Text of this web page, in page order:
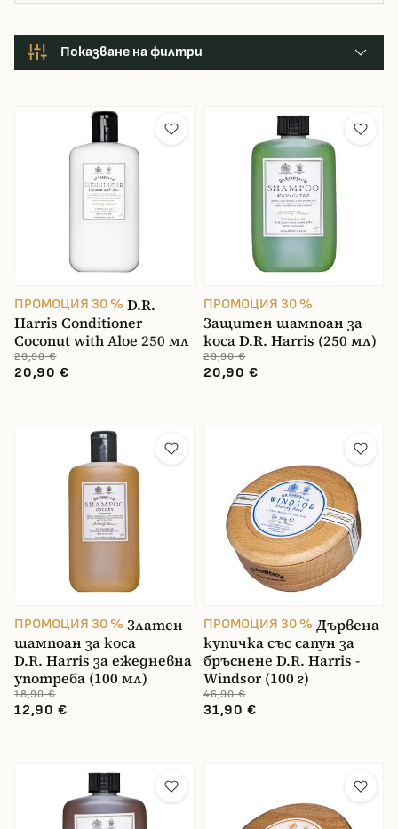
Показване на филтри
ПРОМОЦИЯ 30 % D.R.
Harris Conditioner
Coconut with Aloe 250 мл
29,90 €
20,90 €
ПРОМОЦИЯ 30 %
Защитен шампоан за
коса D.R. Harris (250 мл)
29,90 €
20,90 €
ПРОМОЦИЯ 30 % Златен
шампоан за коса
D.R. Harris за ежедневна
употреба (100 мл)
18,90 €
12,90 €
ПРОМОЦИЯ 30 % Дървена
купичка със сапун за
бръснене D.R. Harris -
Windsor (100 г)
46,90 €
31,90 €